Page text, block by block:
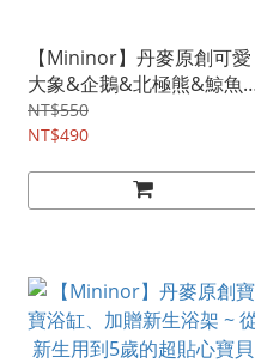
【Mininor】丹麥原創可愛
大象&企鵝&北極熊&鯨魚
溫度計
NT$550
NT$490